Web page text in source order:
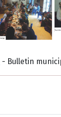
- Bulletin